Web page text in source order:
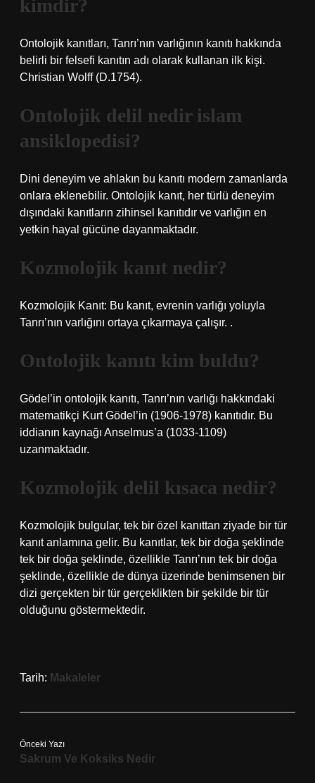
kimdir?
Ontolojik kanıtları, Tanrı’nın varlığının kanıtı hakkında
belirli bir felsefi kanıtın adı olarak kullanan ilk kişi.
Christian Wolff (D.1754).
Ontolojik delil nedir islam
ansiklopedisi?
Dini deneyim ve ahlakın bu kanıtı modern zamanlarda
onlara eklenebilir. Ontolojik kanıt, her türlü deneyim
dışındaki kanıtların zihinsel kanıtıdır ve varlığın en
yetkin hayal gücüne dayanmaktadır.
Kozmolojik kanıt nedir?
Kozmolojik Kanıt: Bu kanıt, evrenin varlığı yoluyla
Tanrı’nın varlığını ortaya çıkarmaya çalışır. .
Ontolojik kanıtı kim buldu?
Gödel’in ontolojik kanıtı, Tanrı’nın varlığı hakkındaki
matematikçi Kurt Gödel’in (1906-1978) kanıtıdır. Bu
iddianın kaynağı Anselmus’a (1033-1109)
uzanmaktadır.
Kozmolojik delil kısaca nedir?
Kozmolojik bulgular, tek bir özel kanıttan ziyade bir tür
kanıt anlamına gelir. Bu kanıtlar, tek bir doğa şeklinde
tek bir doğa şeklinde, özellikle Tanrı’nın tek bir doğa
şeklinde, özellikle de dünya üzerinde benimsenen bir
dizi gerçekten bir tür gerçeklikten bir şekilde bir tür
olduğunu göstermektedir.
Tarih: Makaleler
Önceki Yazı
Sakrum Ve Koksiks Nedir